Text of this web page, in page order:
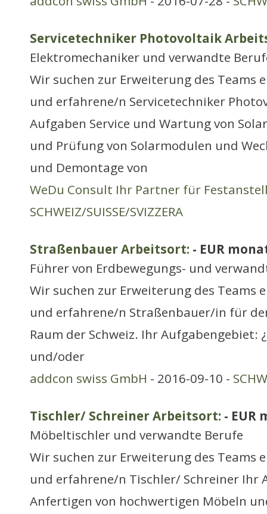
Servicetechniker Photovoltaik
Elektromechaniker und verwandte
Wir suchen zur Erweiterung des Teams
und erfahrene/n Servicetechniker
Aufgaben Service und Wartung von
und Prüfung von Solarmodulen und
und Demontage von
WeDu Consult Ihr Partner für
SCHWEIZ/SUISSE/SVIZZERA
Straßenbauer Arbeitsort: - EUR
Führer von Erdbewegungs- und
Wir suchen zur Erweiterung des Teams
und erfahrene/n Straßenbauer/in für
Raum der Schweiz. Ihr Aufgabengebiet:
und/oder
addcon swiss GmbH - 2016-09-10 -
Tischler/ Schreiner Arbeitsort: - EUR
Möbeltischler und verwandte Berufe
Wir suchen zur Erweiterung des Teams
und erfahrene/n Tischler/ Schreiner Ihr
Anfertigen von hochwertigen Möbeln